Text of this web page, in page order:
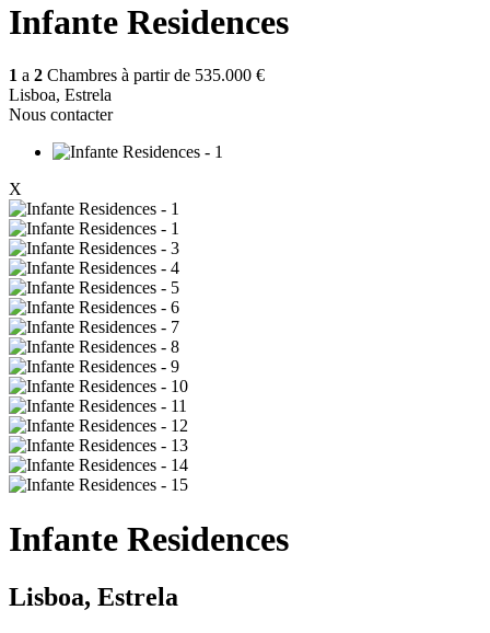
Infante Residences
1 a 2 Chambres à partir de 535.000 €
Lisboa, Estrela
Nous contacter
X
Infante Residences
Lisboa, Estrela